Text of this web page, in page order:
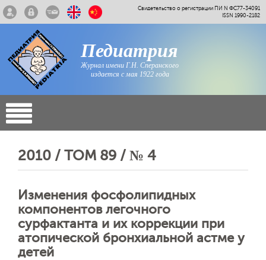
Свидетельство о регистрации ПИ N ФС77-34091
ISSN 1990-2182
Педиатрия
Журнал имени Г.Н. Сперанского
издается с мая 1922 года
2010 / ТОМ 89 / № 4
Изменения фосфолипидных
компонентов легочного
сурфактанта и их коррекции при
атопической бронхиальной астме у
детей